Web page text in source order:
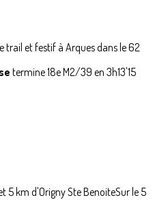
trail et festif à Arques dans le 62
termine 18e M2/39 en 3h13'15
5 km d'Origny Ste BenoiteSur le 5